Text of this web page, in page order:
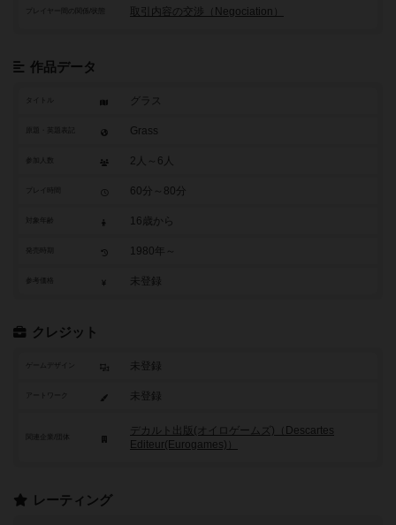
プレイヤー間の関係/状態 取引内容の交渉（Negociation）
作品データ
タイトル グラス
Grass
参加人数 2人～6人
60分～80分
16歳から
1980年～
参考価格 未登録
クレジット
ゲームデザイン 未登録
アートワーク 未登録
デカルト出版(オイロゲームズ)（Descartes
Editeur(Eurogames)）
レーティング